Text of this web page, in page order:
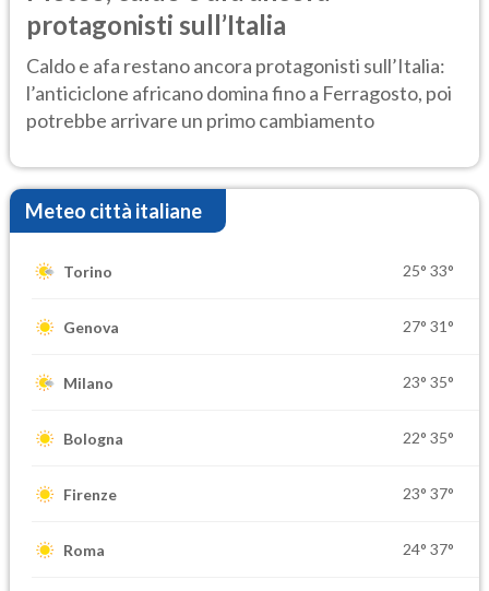
protagonisti sull’Italia
Caldo e afa restano ancora protagonisti sull’Italia:
l’anticiclone africano domina fino a Ferragosto, poi
potrebbe arrivare un primo cambiamento
Meteo città italiane
Torino 25° 33°
Genova 27° 31°
Milano 23° 35°
Bologna 22° 35°
Firenze 23° 37°
Roma 24° 37°